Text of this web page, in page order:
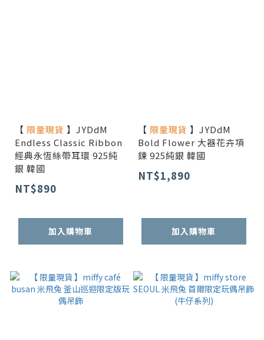
【 限量現貨 】JYDdM
Endless Classic Ribbon
經典永恆絲帶耳環 925純
銀 韓國
NT$890
加入購物車
【 限量現貨 】JYDdM
Bold Flower 大器花卉項
鍊 925純銀 韓國
NT$1,890
加入購物車